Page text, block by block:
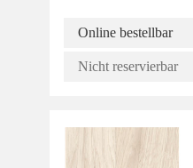
Online bestellbar
Nicht reservierbar